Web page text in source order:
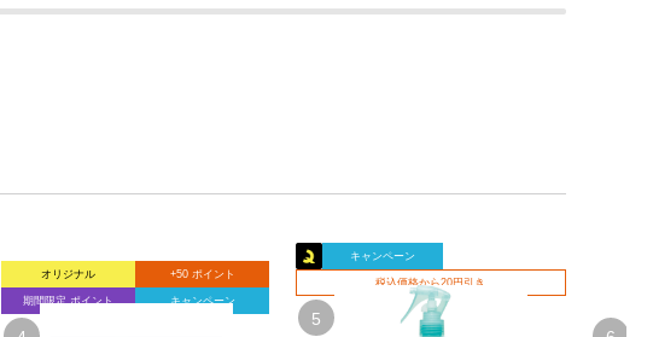
オリジナル +50 ポイント
期間限定 ポイント キャンペーン
キャンペーン
税込価格から20円引き